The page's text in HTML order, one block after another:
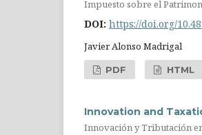
Impuesto sobre el
DOI: https://doi.org/
Javier Alonso Madrigal
PDF HTML
Innovation and
Innovación y Tributación